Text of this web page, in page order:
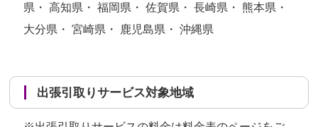
県・ 高知県・ 福岡県・ 佐賀県・ 長崎県・ 熊本県・
大分県・ 宮崎県・ 鹿児島県・ 沖縄県
出張引取りサービス対象地域